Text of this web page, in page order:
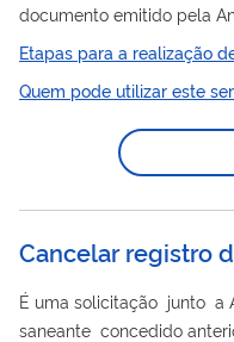
documento emitido pela
estabelecimento cumpre
O Certificado de Boas
Armazenagem (CBPDA) é
atestando que
Boas Práticas de
serviço, a empresa
Etapas para a realização
Quem pode utilizar este
Cancelar registro
É uma solicitação junto a Anvisa para cancelar o registro de
saneante concedido anteriormente. A empresa também pode